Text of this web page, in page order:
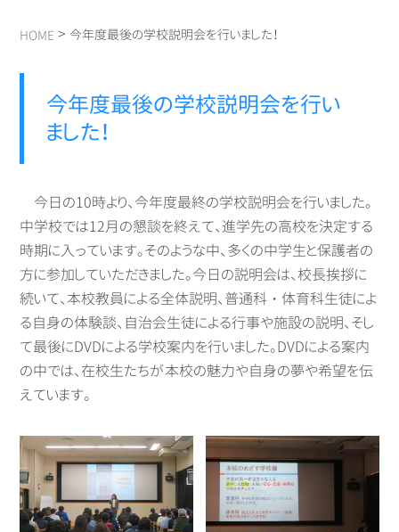
HOME > 今年度最後の学校説明会を行いました！
今年度最後の学校説明会を行い
ました！
今日の10時より、今年度最終の学校説明会を行いました。
中学校では12月の懇談を終えて、進学先の高校を決定する
時期に入っています。そのような中、多くの中学生と保護者の
方に参加していただきました。今日の説明会は、校長挨拶に
続いて、本校教員による全体説明、普通科・体育科生徒によ
る自身の体験談、自治会生徒による行事や施設の説明、そし
て最後にDVDによる学校案内を行いました。DVDによる案内
の中では、在校生たちが本校の魅力や自身の夢や希望を伝
えています。